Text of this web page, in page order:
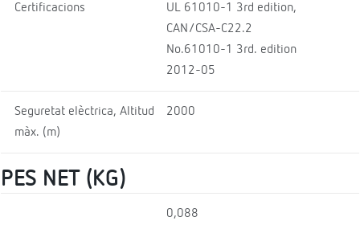
Certificacions
UL 61010-1 3rd edition,
CAN/CSA-C22.2
No.61010-1 3rd. edition
2012-05
Seguretat elèctrica, Altitud
màx. (m)
2000
PES NET (KG)
0,088